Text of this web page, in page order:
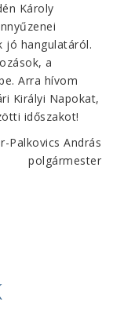
Károly
jó hangulatáról.
a
Arra hívom
Királyi Napokat,
időszakot!
Palkovics András
polgármester